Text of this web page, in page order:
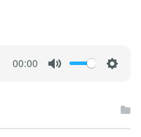
00:00